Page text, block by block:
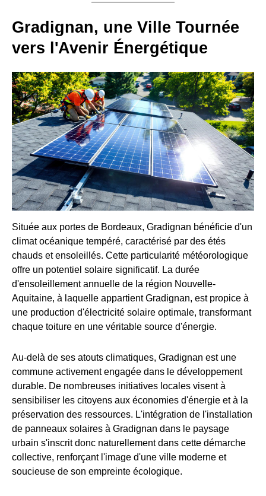
Gradignan, une Ville Tournée
vers l'Avenir Énergétique
Située aux portes de Bordeaux, Gradignan bénéficie d'un
climat océanique tempéré, caractérisé par des étés
chauds et ensoleillés. Cette particularité météorologique
offre un potentiel solaire significatif. La durée
d'ensoleillement annuelle de la région Nouvelle-
Aquitaine, à laquelle appartient Gradignan, est propice à
une production d'électricité solaire optimale, transformant
chaque toiture en une véritable source d'énergie.
Au-delà de ses atouts climatiques, Gradignan est une
commune activement engagée dans le développement
durable. De nombreuses initiatives locales visent à
sensibiliser les citoyens aux économies d'énergie et à la
préservation des ressources. L'intégration de l'installation
de panneaux solaires à Gradignan dans le paysage
urbain s'inscrit donc naturellement dans cette démarche
collective, renforçant l'image d'une ville moderne et
soucieuse de son empreinte écologique.